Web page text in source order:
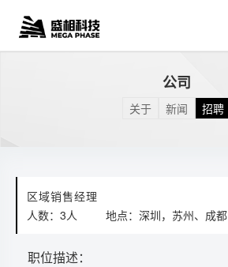
公司
关于 新闻 招聘
区域销售经理
人数：3人
地点：深圳，苏州、成都
职位描述：